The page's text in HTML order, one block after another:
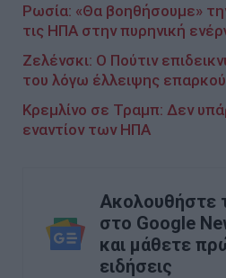
Ρωσία: «Θα βοηθήσουμε»
τις ΗΠΑ στην πυρηνική
Ζελένσκι: Ο Πούτιν
του λόγω έλλειψης
Κρεμλίνο σε Τραμπ: Δεν
εναντίον των ΗΠΑ
Ακολουθήστε
στο Google
και μάθετε
ειδήσεις